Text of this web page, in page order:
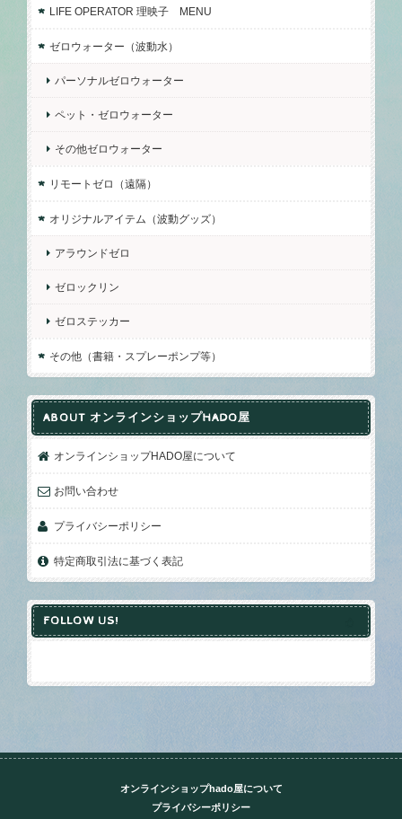
LIFE OPERATOR 理映子 MENU
ゼロウォーター（波動水）
パーソナルゼロウォーター
ペット・ゼロウォーター
その他ゼロウォーター
リモートゼロ（遠隔）
オリジナルアイテム（波動グッズ）
アラウンドゼロ
ゼロックリン
ゼロステッカー
その他（書籍・スプレーポンプ等）
ABOUT オンラインショップHADO屋
オンラインショップHADO屋について
お問い合わせ
プライバシーポリシー
特定商取引法に基づく表記
FOLLOW US!
オンラインショップhado屋について
プライバシーポリシー